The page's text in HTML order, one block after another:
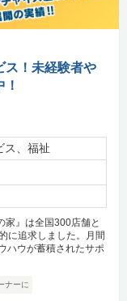
ス！未経験者や
ス、福祉
家』は全国300店舗と
に追求しました。月間
ハウが蓄積されたサポ
ナーに